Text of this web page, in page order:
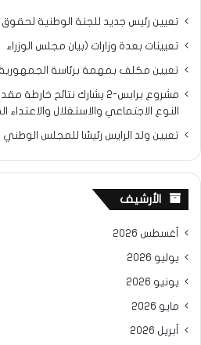
تعيين رئيس جديد للجنة الوطنية لحقوق
تعيينات بعدة وزارات (بيان مجلس الوزراء
تعيين مكلف بمهمة برئاسة
مشروع برابس-2 يشارك
النوع الاجتماعي والاستغلال
تعيين ولد الرايس رئيسًا للمجلس الوطني
الأرشيف
أغسطس 2026
يوليو 2026
يونيو 2026
مايو 2026
أبريل 2026